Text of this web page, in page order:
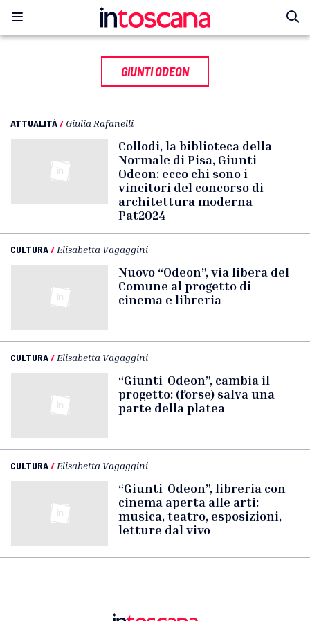
GIUNTI ODEON
ATTUALITÀ/ Giulia Rafanelli
Collodi, la biblioteca della
Normale di Pisa, Giunti
Odeon: ecco chi sono i
vincitori del concorso di
architettura moderna
Pat2024
CULTURA/ Elisabetta Vagaggini
Nuovo “Odeon”, via libera del
Comune al progetto di
cinema e libreria
CULTURA/ Elisabetta Vagaggini
“Giunti-Odeon”, cambia il
progetto: (forse) salva una
parte della platea
CULTURA/ Elisabetta Vagaggini
“Giunti-Odeon”, libreria con
cinema aperta alle arti:
musica, teatro, esposizioni,
letture dal vivo